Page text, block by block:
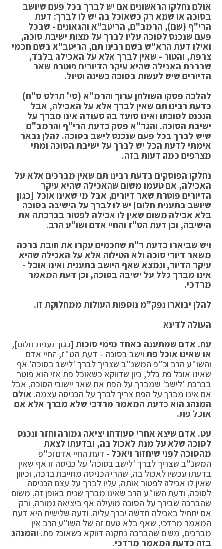
אולם נחלקו הראשונים אם יש לברך בכל פעם שיושב
בסוכה או שמא רק כשאוכל בה יש לו לברך: דעת
הרי"ף (שם), הרמב"ם, הריטב"א והגאונים - שבכל
פעם שנכנס לסוכה עליו לברך על מצות ישיבת סוכה,
ואילו דעת הרא"ש בשם רבינו תם, הריטב"א בשם חכמי
צרפת, והטור - שאין לברך אלא על האכילה בלבד,
שברכת האכילה שהיא עיקר הדיורים פוטרת שאר
הדיורים שיש לעשות בסוכה כשינה וטיול.
להלכה פסקו השולחן ערוך והרמ"א (סי' תרלט ס"ח)
כדעת רבינו תם שאין לברך אלא על האכילה, אבל
הנכנס לסוכתו ואינו סועד בה סעודה אינו מברך על
ישיבת הסוכה. והגר"א פסק כדעת הרי"ף והרמב"ם
שיש לברך בכל פעם שנכנס לישב בסוכה. להלן נבאר
אימתי לדעת הכל יש לברך על ישיבת הסוכה ומתי
מצרפים כמה דעות בזה.
נחלקו הפוסקים בדעת רבינו תם שאין מברכים אלא על
האכילה, אם טעמו משום שהאכילה שהיא עיקר
הדיורים פוטרת שאר דיורים, אבל מי שאינו אוכל [כגון
שיושב בתענית חלום] יש לו לברך על הישיבה בסוכה
בלא אכילה משום שאין לו אכילה לפטור בברכתה את
הישיבה, וכן דעת הט"ז והחיי אדם ושו"ע הרב.
ויש שביארו בדעת ר"ת שחכמים עקרו את חובת ברכה
משאר דיורי סוכה ולא הטילוה אלא על האכילה שהיא
עיקר הדיור, ונמצא שאף היושב בתענית ואינו אוכל -
אינו מברך כלל על ישיבה בסוכה, וכן דעת המאמר
מרדכי.
להלן יבוארו נפק"מ נוספות העולות ממחלוקת זו.
העולה לדינא
עח. אדם שמתענה באחד מימי סוכות [כגון תענית חלום],
או שאינו אוכל פת וישב בסוכה – דעת הט"ז, החיי אדם
והשו"ע הרב וכ"פ המשנ"ב שצריך לברך 'לישב בסוכה' אף
שאינו אוכל פת כלל, כיון שדווקא כשאוכל פת אזי הוא פוטר
בברכת 'לישב' שמברך על הפת את שאר יישובי הסוכה, אבל
אם אינו מברך על הפת צריך לברך על הכניסה עצמה. אולם
המנהג הוא כדעת המאמר מרדכי שלא מברך אלא אם
אוכל פת.
עט. אדם שיצא אחרי סעודתו יציאה גמורה וחזר ונכנס
לסוכה שלא על מנת לאכול בה, ובדעתו לצאת
מהסוכה לפני שיחזור ויאכל - דעת החיי אדם וכ"פ
המשנ"ב שצריך לברך 'לישב בסוכה' על כניסה זו אף שאין
בדעתו עכשיו לאכול בה, שהרי הכניסה מחייבת ברכה, וכיוון
שאין לו אכילה לפטור אותה, עליו לברך על עצם הכניסה
לסוכה, ודעת השו"ע הרב שאינו מברך שנית באופן זה, משום
שהברכה שבירך על הסוכה מועילה אף ביציאה גמורה, ורק
אם יתחיל באכילה חדשה יברך עליה. ודעה שלישית היא דעת
המאמר מרדכי, שאף בלא טעם זה של השו"ע הרב אין
מברכים, משום שהברכה נתקנה דווקא כשאוכל פת. והמנהג
בזה כדעת המאמר מרדכי.